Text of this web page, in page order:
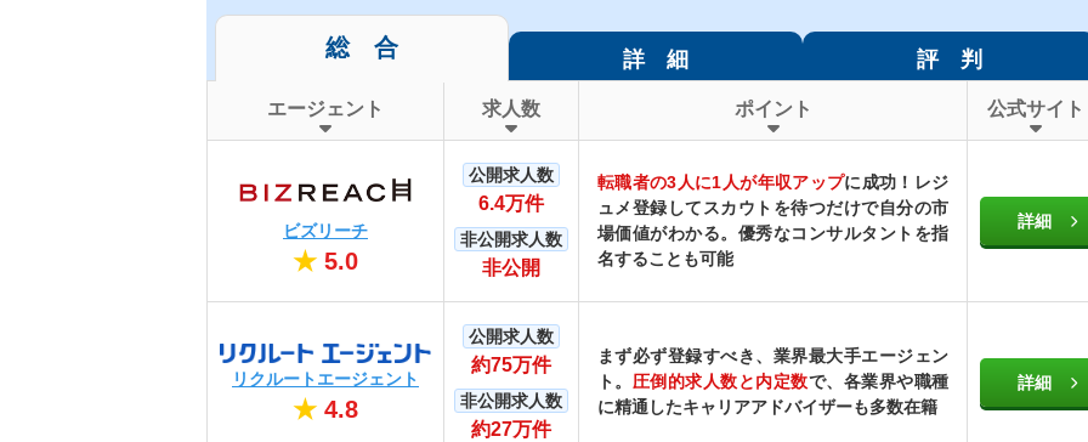
総 合 詳 細 評 判
エージェント 求人数 ポイント 公式サイト
ビズリーチ
★ 5.0
公開求人数
6.4万件
非公開求人数
非公開
転職者の3人に1人が年収アップに成功！レジ
ュメ登録してスカウトを待つだけで自分の市
場価値がわかる。優秀なコンサルタントを指
名することも可能
詳細
リクルートエージェント
★ 4.8
公開求人数
約75万件
非公開求人数
約27万件
まず必ず登録すべき、業界最大手エージェン
ト。 圧倒的求人数と内定数で、各業界や職種
に精通したキャリアアドバイザーも多数在籍
詳細